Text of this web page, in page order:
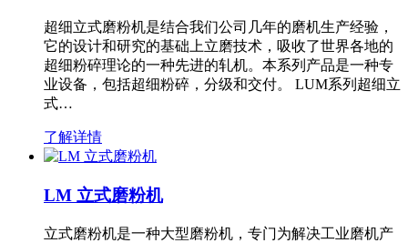
超细立式磨粉机是结合我们公司几年的磨机生产经验，
它的设计和研究的基础上立磨技术，吸收了世界各地的
超细粉碎理论的一种先进的轧机。本系列产品是一种专
业设备，包括超细粉碎，分级和交付。 LUM系列超细立
式…
了解详情
LM 立式磨粉机
立式磨粉机是一种大型磨粉机，专门为解决工业磨机产